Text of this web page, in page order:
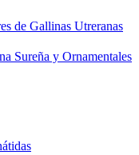
de Gallinas Utreranas
Sureña y Ornamentales